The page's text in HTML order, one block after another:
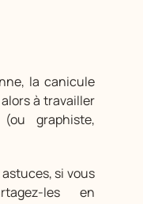
la canicule
à travailler
graphiste,
si vous
les en